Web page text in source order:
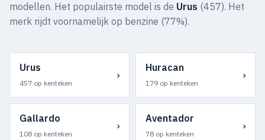
modellen. Het populairste model is de Urus (457). Het
merk rijdt voornamelijk op benzine (77%).
Urus
457 op kenteken
›
Huracan
179 op kenteken
›
Gallardo
108 op kenteken
›
Aventador
78 op kenteken
›